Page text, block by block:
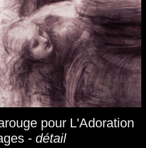
pour L'Adoration
- détail